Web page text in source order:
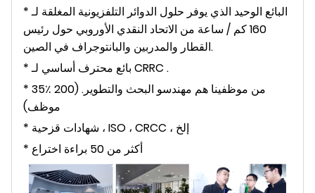
* البائع الوحيد الذي يوفر حلول الدوائر التلفزيونية المغلقة لـ
160 كم / ساعة من الاتحاد النقدي الأوروبي حول رئيس
القطار والمدربين والبانتوجراف في الصين.
* بائع محترف أساسي لـ CRRC .
* 35٪ من موظفينا هم مهندسو البحث والتطوير. (200
موظف)
* شهادات قزحية ، ISO ، CRCC ، إلخ
* أكثر من 50 براءة اختراع